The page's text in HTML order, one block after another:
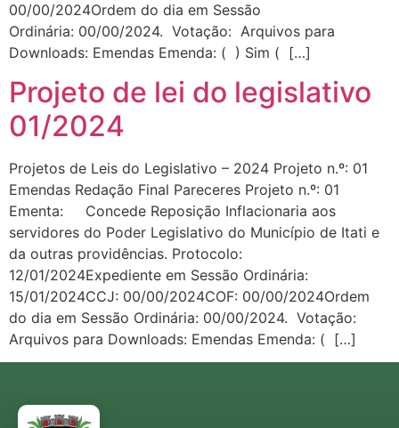
00/00/2024Ordem do dia em Sessão
Ordinária: 00/00/2024. Votação: Arquivos para
Downloads: Emendas Emenda: ( ) Sim ( […]
Projeto de lei do legislativo
01/2024
Projetos de Leis do Legislativo – 2024 Projeto n.º: 01
Emendas Redação Final Pareceres Projeto n.º: 01
Ementa: Concede Reposição Inflacionaria aos
servidores do Poder Legislativo do Município de Itati e
da outras providências. Protocolo:
12/01/2024Expediente em Sessão Ordinária:
15/01/2024CCJ: 00/00/2024COF: 00/00/2024Ordem
do dia em Sessão Ordinária: 00/00/2024. Votação:
Arquivos para Downloads: Emendas Emenda: ( […]